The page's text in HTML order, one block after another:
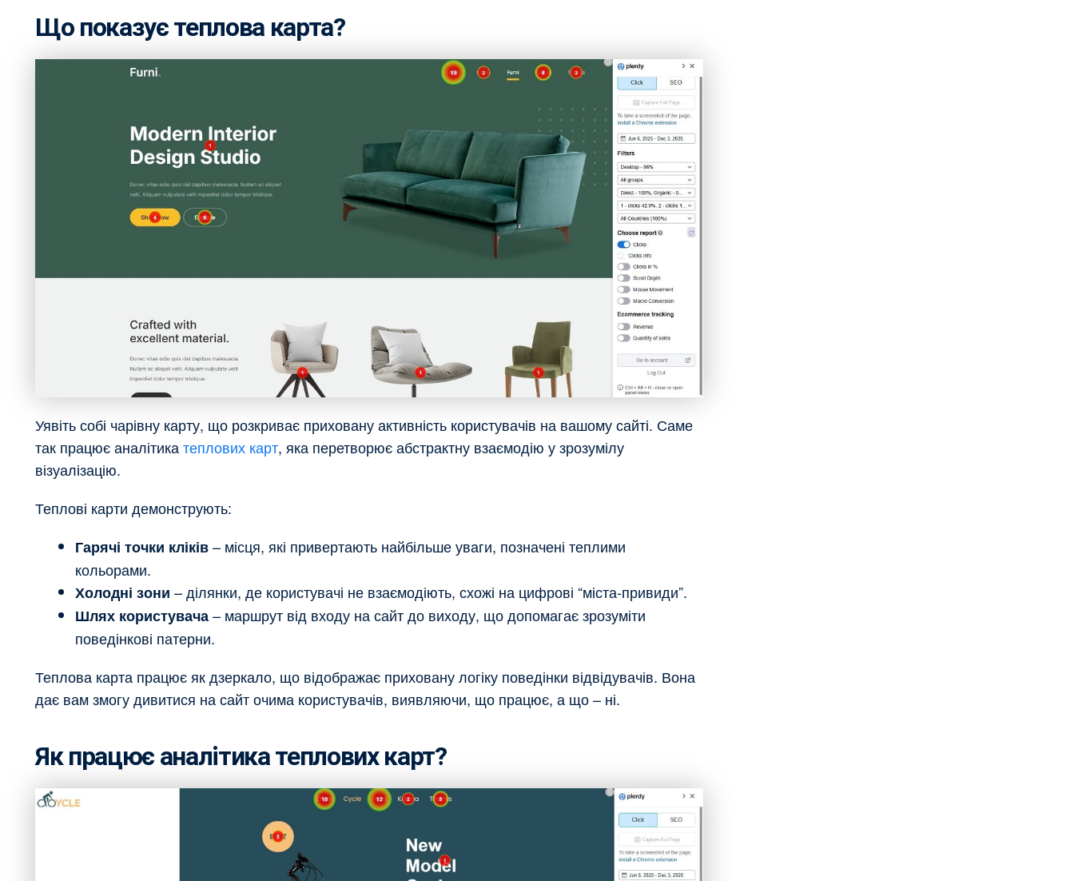
Що показує теплова карта?
Уявіть собі чарівну карту, що розкриває приховану активність користувачів на вашому сайті. Саме
так працює аналітикатеплових карт, яка перетворює абстрактну взаємодію у зрозумілу
візуалізацію.
Теплові карти демонструють:
Гарячі точки кліків– місця, які привертають найбільше уваги, позначені теплими
кольорами.
Холодні зони – ділянки, де користувачі не взаємодіють, схожі на цифрові “міста-привиди”.
Шлях користувача– маршрут від входу на сайт до виходу, що допомагає зрозуміти
поведінкові патерни.
Теплова карта працює як дзеркало, що відображає приховану логіку поведінки відвідувачів. Вона
дає вам змогу дивитися на сайт очима користувачів, виявляючи, що працює, а що – ні.
Як працює аналітика теплових карт?